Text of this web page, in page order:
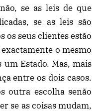
se as leis de que
se as leis são
os seus clientes estão
o mesmo
Estado. Mas, mais
entre os dois casos.
outra escolha senão
se as coisas mudam,